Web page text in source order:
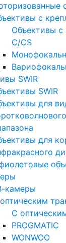
с
Объективы с
C/CS
SWIR
SWIR
для
для
камеры
С
PROGMATIC
WONWOO